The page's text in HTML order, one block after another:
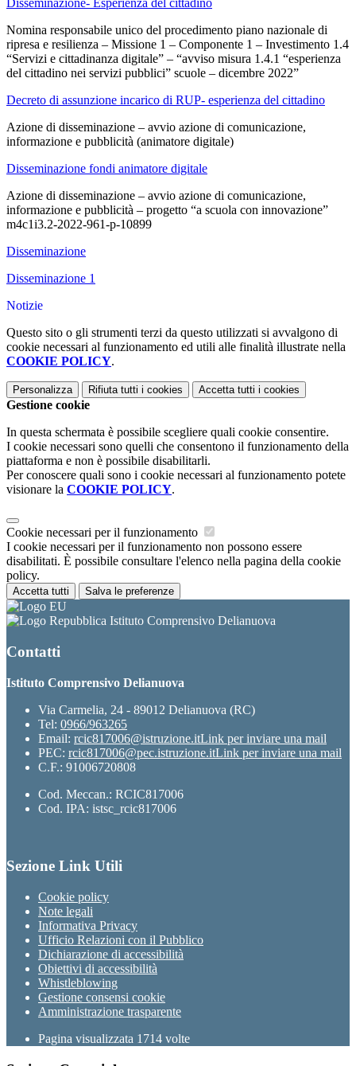
Disseminazione- Esperienza del cittadino
Nomina responsabile unico del procedimento piano nazionale di
ripresa e resilienza – Missione 1 – Componente 1 – Investimento 1.4
“Servizi e cittadinanza digitale” – “avviso misura 1.4.1 “esperienza
del cittadino nei servizi pubblici” scuole – dicembre 2022”
Decreto di assunzione incarico di RUP- esperienza del cittadino
Azione di disseminazione – avvio azione di comunicazione,
informazione e pubblicità (animatore digitale)
Disseminazione fondi animatore digitale
Azione di disseminazione – avvio azione di comunicazione,
informazione e pubblicità – progetto “a scuola con innovazione”
m4c1i3.2-2022-961-p-10899
Disseminazione
Disseminazione 1
Notizie
Questo sito o gli strumenti terzi da questo utilizzati si avvalgono di
cookie necessari al funzionamento ed utili alle finalità illustrate nella
COOKIE POLICY.
Personalizza Rifiuta tutti i cookies Accetta tutti i cookies
Gestione cookie
In questa schermata è possibile scegliere quali cookie consentire.
I cookie necessari sono quelli che consentono il funzionamento della
piattaforma e non è possibile disabilitarli.
Per conoscere quali sono i cookie necessari al funzionamento potete
visionare la COOKIE POLICY.
Cookie necessari per il funzionamento
I cookie necessari per il funzionamento non possono essere
disabilitati. È possibile consultare l'elenco nella pagina della cookie
policy.
Accetta tutti Salva le preferenze
Istituto Comprensivo Delianuova
Contatti
Istituto Comprensivo Delianuova
Via Carmelia, 24 - 89012 Delianuova (RC)
Tel: 0966/963265
Email: rcic817006@istruzione.itLink per inviare una mail
PEC: rcic817006@pec.istruzione.itLink per inviare una mail
C.F.: 91006720808
Cod. Meccan.: RCIC817006
Cod. IPA: istsc_rcic817006
Sezione Link Utili
Cookie policy
Note legali
Informativa Privacy
Ufficio Relazioni con il Pubblico
Dichiarazione di accessibilità
Obiettivi di accessibilità
Whistleblowing
Gestione consensi cookie
Amministrazione trasparente
Pagina visualizzata 1714 volte